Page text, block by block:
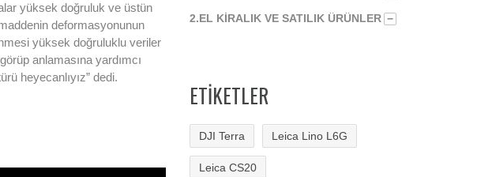
yüksek doğruluk ve üstün
deformasyonunun
yüksek doğruluklu veriler
anlamasına yardımcı
heyecanlıyız” dedi.
2.EL KIRALIK VE SATILIK ÜRÜNLER −
ETIKETLER
DJI Terra Leica Lino L6G
Leica CS20